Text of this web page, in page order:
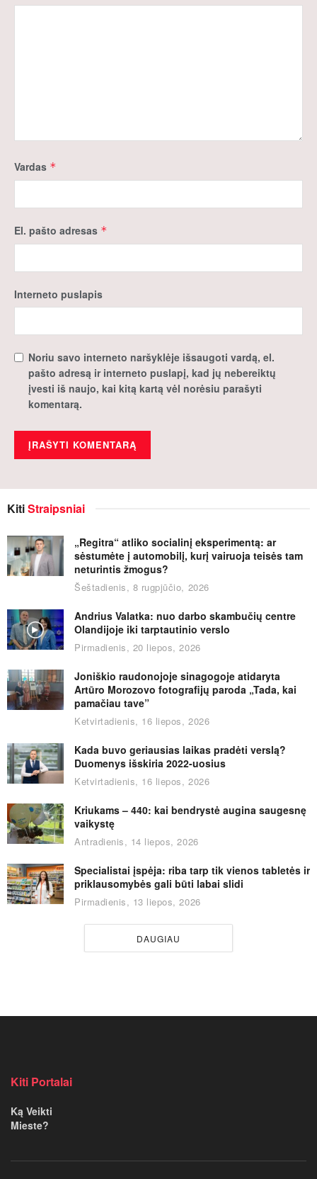
Vardas *
El. pašto adresas *
Interneto puslapis
Noriu savo interneto naršyklėje išsaugoti vardą, el.
pašto adresą ir interneto puslapį, kad jų nebereiktų
įvesti iš naujo, kai kitą kartą vėl norėsiu parašyti
komentarą.
KitiStraipsniai
„Regitra“ atliko socialinį eksperimentą: ar
sėstumėte į automobilį, kurį vairuoja teisės tam
neturintis žmogus?
Šeštadienis, 8 rugpjūčio, 2026
Andrius Valatka: nuo darbo skambučių centre
Olandijoje iki tarptautinio verslo
Pirmadienis, 20 liepos, 2026
Joniškio raudonojoje sinagogoje atidaryta
Artūro Morozovo fotografijų paroda „Tada, kai
pamačiau tave”
Ketvirtadienis, 16 liepos, 2026
Kada buvo geriausias laikas pradėti verslą?
Duomenys išskiria 2022-uosius
Ketvirtadienis, 16 liepos, 2026
Kriukams – 440: kai bendrystė augina saugesnę
vaikystę
Antradienis, 14 liepos, 2026
Specialistai įspėja: riba tarp tik vienos tabletės ir
priklausomybės gali būti labai slidi
Pirmadienis, 13 liepos, 2026
DAUGIAU
Kiti Portalai
Ką Veikti
Mieste?